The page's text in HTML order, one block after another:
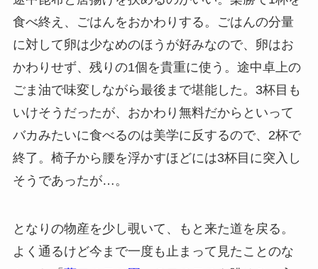
食べ終え、ごはんをおかわりする。ごはんの分量
に対して卵は少なめのほうが好みなので、卵はお
かわりせず、残りの1個を貴重に使う。途中卓上の
ごま油で味変しながら最後まで堪能した。3杯目も
いけそうだったが、おかわり無料だからといって
バカみたいに食べるのは美学に反するので、2杯で
終了。椅子から腰を浮かすほどには3杯目に突入し
そうであったが…。
となりの物産を少し覗いて、もと来た道を戻る。
よく通るけど今まで一度も止まって見たことのな